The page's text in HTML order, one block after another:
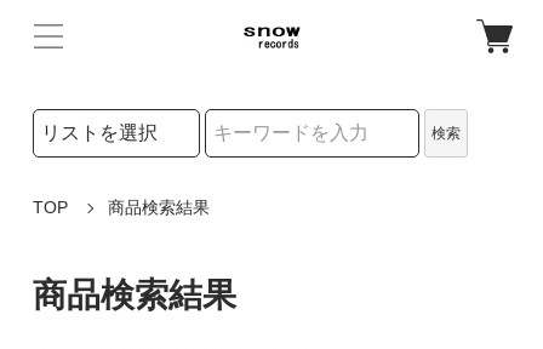
検索リストの選択
検索
TOP 商品検索結果
商品検索結果